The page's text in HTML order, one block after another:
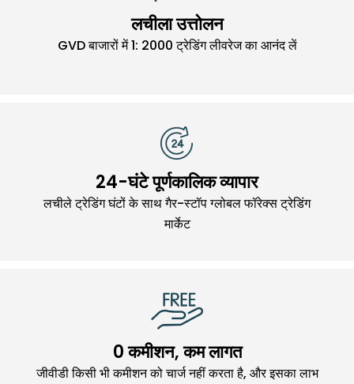
लचीला उत्तोलन
GVD बाजारों में 1: 2000 ट्रेडिंग लीवरेज का आनंद लें
24-घंटे पूर्णकालिक व्यापार
लचीले ट्रेडिंग घंटों के साथ गैर-स्टॉप ग्लोबल फॉरेक्स ट्रेडिंग
मार्केट
0 कमीशन, कम लागत
जीवीडी किसी भी कमीशन को चार्ज नहीं करता है, और इसका लाभ